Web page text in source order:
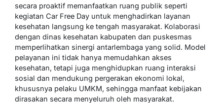
secara proaktif memanfaatkan ruang publik seperti
kegiatan Car Free Day untuk menghadirkan layanan
kesehatan langsung ke tengah masyarakat. Kolaborasi
dengan dinas kesehatan kabupaten dan puskesmas
memperlihatkan sinergi antarlembaga yang solid. Model
pelayanan ini tidak hanya memudahkan akses
kesehatan, tetapi juga menghidupkan ruang interaksi
sosial dan mendukung pergerakan ekonomi lokal,
khususnya pelaku UMKM, sehingga manfaat kebijakan
dirasakan secara menyeluruh oleh masyarakat.